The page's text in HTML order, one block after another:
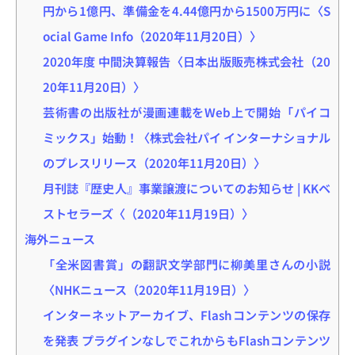
円から1億円、準備金を4.44億円から1500万円に〈S
ocial Game Info（2020年11月20日）〉
2020年度 中間決算報告〈日本出版販売株式会社（20
20年11月20日）〉
芸術書の出版社が漫画連載をWeb上で開始「パイコ
ミックス」始動！〈株式会社パイ インターナショナル
のプレスリリース（2020年11月20日）〉
月刊誌『歴史人』事業譲渡についてのお知らせ | KKベ
ストセラーズ〈（2020年11月19日）〉
海外ニュース
「全米図書賞」の翻訳文学部門に柳美里さんの小説
〈NHKニュース（2020年11月19日）〉
インターネットアーカイブ、Flashコンテンツの保存
を発表 プラグインなしでこれからもFlashコンテンツ